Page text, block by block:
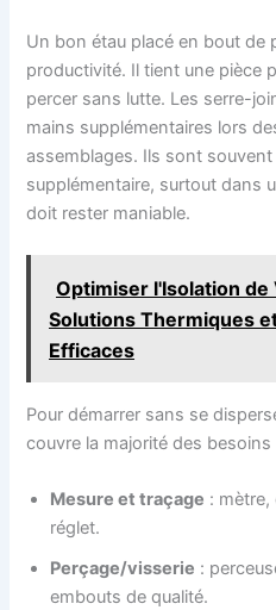
Un bon étau placé en bout de
productivité. Il tient une pièce
percer sans lutte. Les serre-
mains supplémentaires lors
assemblages. Ils sont souvent
supplémentaire, surtout dans
doit rester maniable.
Optimiser l'Isolation de
Solutions Thermiques
Efficaces
Pour démarrer sans se
couvre la majorité des besoins
Mesure et traçage : mètre,
réglet.
Perçage/visserie :
embouts de qualité.